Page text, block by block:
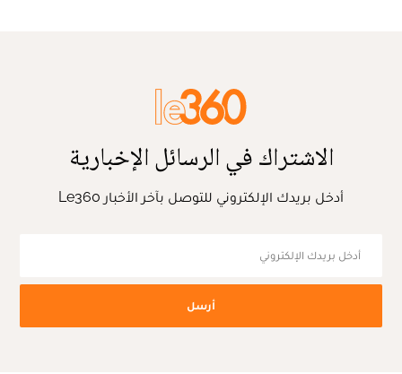
الاشتراك في الرسائل الإخبارية
أدخل بريدك الإلكتروني للتوصل بآخر الأخبار Le360
أرسل